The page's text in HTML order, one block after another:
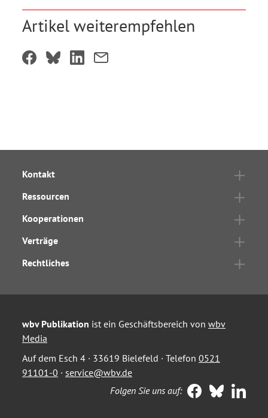
Artikel weiterempfehlen
Kontakt
Ressourcen
Kooperationen
Verträge
Rechtliches
wbv Publikation ist ein Geschäftsbereich von wbv
Media
Auf dem Esch 4 · 33619 Bielefeld · Telefon 0521
91101-0 · service@wbv.de
Folgen Sie uns auf: